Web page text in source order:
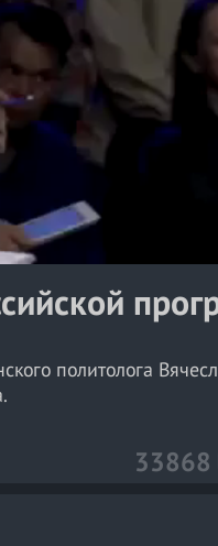
политолога
сыне, живущем в
к нему и несколько
33868